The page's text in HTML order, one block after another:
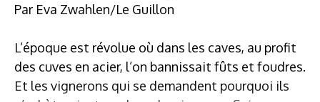
Par Eva Zwahlen/Le Guillon
L’époque est révolue où dans les caves, au profit
des cuves en acier, l’on bannissait fûts et foudres.
Et les vignerons qui se demandent pourquoi ils